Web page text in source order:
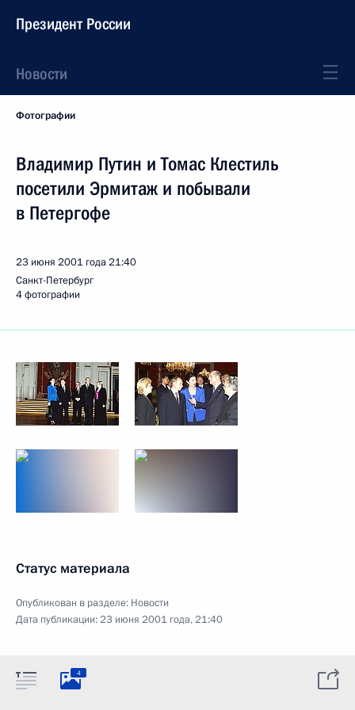
Президент России
Новости
Фотографии
Владимир Путин и Томас Клестиль
посетили Эрмитаж и побывали
в Петергофе
23 июня 2001 года21:40
Санкт-Петербург
4 фотографии
Статус материала
Опубликован в разделе: Новости
Дата публикации:23 июня 2001 года, 21:40
4